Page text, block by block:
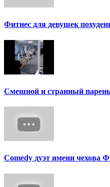
Фитнес для девушек
Смешной и странный
Сomedy дуэт имени чехова